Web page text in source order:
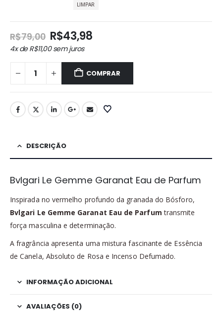
LIMPAR
R$79,00 O
preço
original
era:
R$79,00.
R$43,98O
é:
R$43,98.
4x deR$11,00sem juros
COMPRAR
DESCRIÇÃO
Bvlgari Le Gemme Garanat Eau de Parfum
Inspirada no vermelho profundo da granada do Bósforo,
Bvlgari Le Gemme Garanat Eau de Parfum transmite
força masculina e determinação.
A fragrância apresenta uma mistura fascinante de Essência
de Canela, Absoluto de Rosa e Incenso Defumado.
INFORMAÇÃO ADICIONAL
AVALIAÇÕES (0)